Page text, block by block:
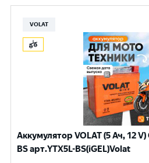
VOLAT
Аккумулятор VOLAT (5 Ач, 12
BS арт.YTX5L-BS(iGEL)Volat